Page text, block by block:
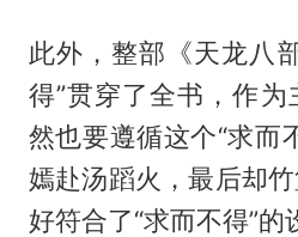
此外，整部《天龙八
得”贯穿了全书，作为
然也要遵循这个“求而
嫣赴汤蹈火，最后却
好符合了“求而不得”的